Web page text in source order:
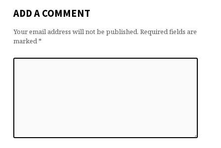
ADD A COMMENT
Your email address will not be published. Required fields are
marked*